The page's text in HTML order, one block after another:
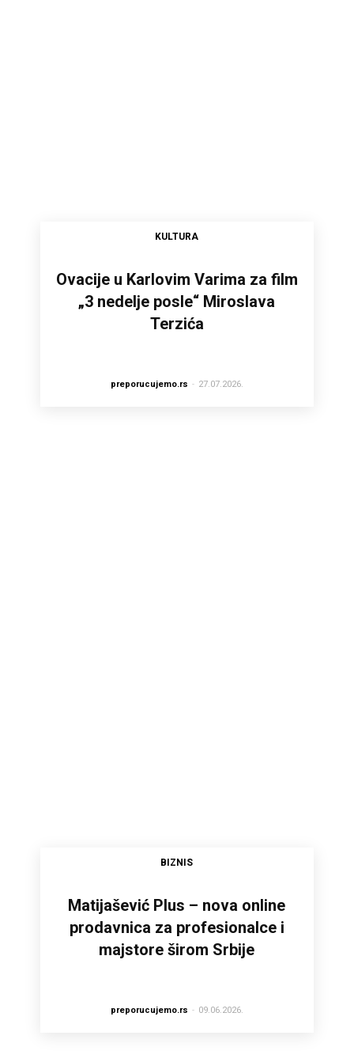
KULTURA
Ovacije u Karlovim Varima za film
„3 nedelje posle“ Miroslava
Terzića
preporucujemo.rs - 27.07.2026.
BIZNIS
Matijašević Plus – nova online
prodavnica za profesionalce i
majstore širom Srbije
preporucujemo.rs - 09.06.2026.